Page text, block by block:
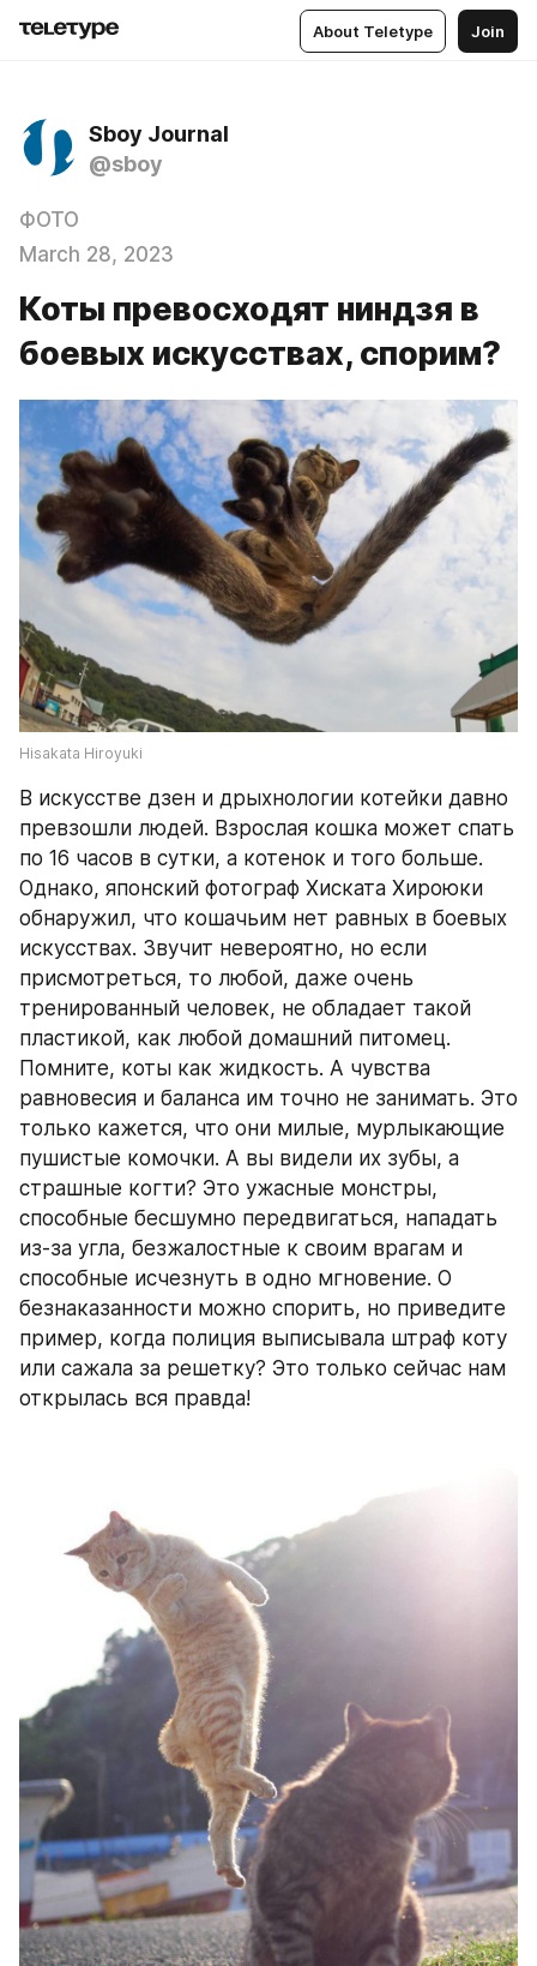
About Teletype Join
Sboy Journal
@sboy
ФОТО
March 28, 2023
Коты превосходят ниндзя в
боевых искусствах, спорим?
Hisakata Hiroyuki
В искусстве дзен и дрыхнологии котейки давно
превзошли людей. Взрослая кошка может спать
по 16 часов в сутки, а котенок и того больше.
Однако, японский фотограф Хиската Хироюки
обнаружил, что кошачьим нет равных в боевых
искусствах. Звучит невероятно, но если
присмотреться, то любой, даже очень
тренированный человек, не обладает такой
пластикой, как любой домашний питомец.
Помните, коты как жидкость. А чувства
равновесия и баланса им точно не занимать. Это
только кажется, что они милые, мурлыкающие
пушистые комочки. А вы видели их зубы, а
страшные когти? Это ужасные монстры,
способные бесшумно передвигаться, нападать
из-за угла, безжалостные к своим врагам и
способные исчезнуть в одно мгновение. О
безнаказанности можно спорить, но приведите
пример, когда полиция выписывала штраф коту
или сажала за решетку? Это только сейчас нам
открылась вся правда!